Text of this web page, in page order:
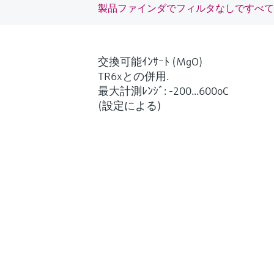
製品ファインダでフィルタなしですべ
交換可能ｲﾝｻｰﾄ (MgO)
TR6xとの併用.
最大計測ﾚﾝｼﾞ: -200...600oC
(設定による)